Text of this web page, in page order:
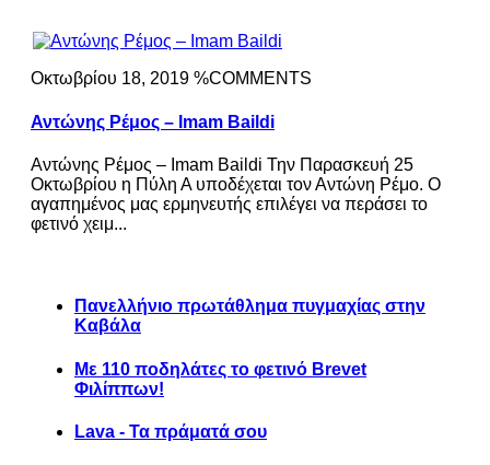
Οκτωβρίου 18, 2019 %COMMENTS
Αντώνης Ρέμος – Imam Baildi
Αντώνης Ρέμος – Imam Baildi Την Παρασκευή 25
Οκτωβρίου η Πύλη Α υποδέχεται τον Αντώνη Ρέμο. Ο
αγαπημένος μας ερμηνευτής επιλέγει να περάσει το
φετινό χειμ...
Πανελλήνιο πρωτάθλημα πυγμαχίας στην
Καβάλα
Με 110 ποδηλάτες το φετινό Brevet
Φιλίππων!
Lava - Τα πράματά σου